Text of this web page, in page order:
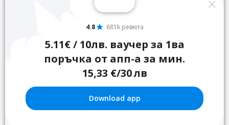
4.8 681k ревюта
5.11€ / 10лв. ваучер за 1ва
поръчка от апп-а за мин.
15,33 €/30 лв
Download app